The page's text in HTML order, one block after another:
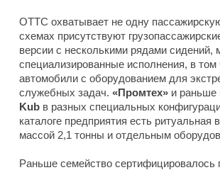
ОТТС охватывает не одну
схемах присутствуют
версии с несколькими рядами сидений,
специализированные исполнения, в том
автомобили с оборудованием для
служебных задач. «Промтех» и раньше
Kub в разных специальных
каталоге предприятия есть ритуальная
массой 2,1 тонны и отдельным
Раньше семейство сертифицировалось